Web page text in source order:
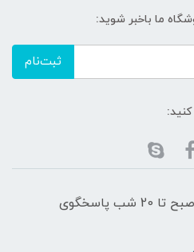
ما باخبر شوید:
ثبت‌نام
هفت روز هفته، از ساعت 8 صبح تا 20 شب پاسخگوی